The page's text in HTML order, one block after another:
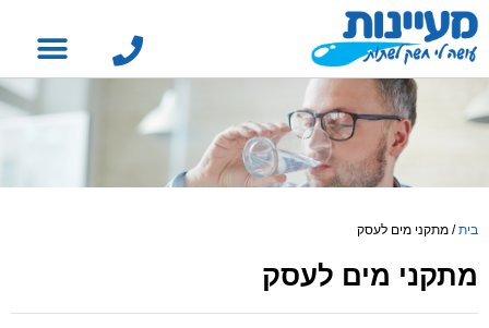
בית/ מתקני מים לעסק
מתקני מים לעסק